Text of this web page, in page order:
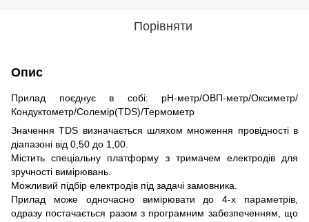
Порівняти
Опис
Прилад поєднує в собі: рН-метр/ОВП-метр/Оксиметр/
Кондуктометр/Солемір(TDS)/Термометр
Значення TDS визначається шляхом множення провідності в
діапазоні від 0,50 до 1,00.
Містить спеціальну платформу з тримачем електродів для
зручності вимірювань.
Можливий підбір електродів під задачі замовника.
Прилад може одночасно вимірювати до 4-х параметрів,
одразу постачається разом з програмним забезпеченням, що